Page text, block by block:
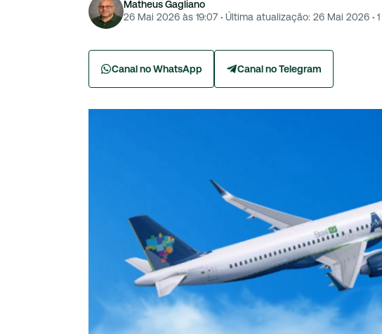
Matheus Gagliano
26 Mai 2026 às 19:07 · Última atualização: 26 Mai 2026 · 1
Canal no WhatsApp Canal no Telegram